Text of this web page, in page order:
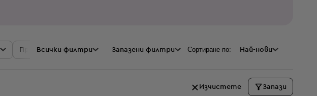
Промоции Цена
Всички филтри Запазени филтри Сортиране по: Най-нови
Изчистете Запази